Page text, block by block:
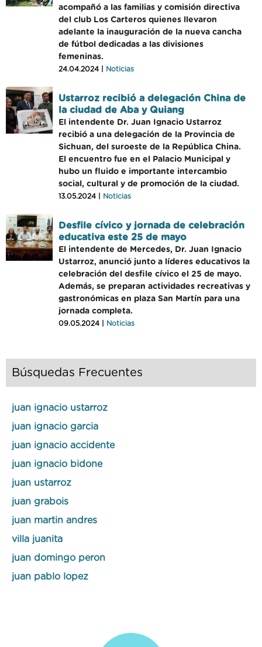
acompañó a las familias y comisión directiva
del club Los Carteros quienes llevaron
adelante la inauguración de la nueva cancha
de fútbol dedicadas a las divisiones
femeninas.
24.04.2024 | Noticias
Ustarroz recibió a delegación China de
la ciudad de Aba y Quiang
El intendente Dr. Juan Ignacio Ustarroz
recibió a una delegación de la Provincia de
Sichuan, del suroeste de la República China.
El encuentro fue en el Palacio Municipal y
hubo un fluido e importante intercambio
social, cultural y de promoción de la ciudad.
13.05.2024 | Noticias
Desfile cívico y jornada de celebración
educativa este 25 de mayo
El intendente de Mercedes, Dr. Juan Ignacio
Ustarroz, anunció junto a líderes educativos la
celebración del desfile cívico el 25 de mayo.
Además, se preparan actividades recreativas y
gastronómicas en plaza San Martín para una
jornada completa.
09.05.2024 | Noticias
Búsquedas Frecuentes
juan ignacio ustarroz
juan ignacio garcia
juan ignacio accidente
juan ignacio bidone
juan ustarroz
juan grabois
juan martin andres
villa juanita
juan domingo peron
juan pablo lopez